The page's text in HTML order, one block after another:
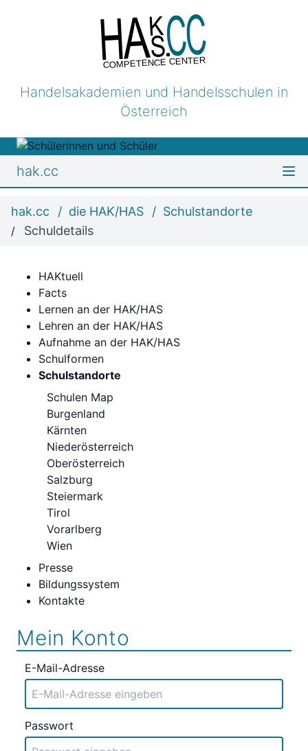
COMPETENCE CENTER
Handelsakademien und Handelsschulen in
Österreich
hak.cc
hak.cc die HAK/HAS
Schulstandorte
Schuldetails
HAKtuell
Facts
Lernen an der HAK/HAS
Lehren an der HAK/HAS
Aufnahme an der HAK/HAS
Schulformen
Schulstandorte
Schulen Map
Burgenland
Kärnten
Niederösterreich
Oberösterreich
Salzburg
Steiermark
Tirol
Vorarlberg
Wien
Presse
Bildungssystem
Kontakte
Mein Konto
E-Mail-Adresse
Passwort